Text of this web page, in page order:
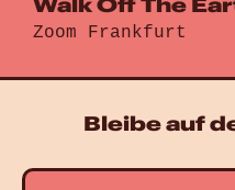
Zoom Frankfurt
Bleibe auf